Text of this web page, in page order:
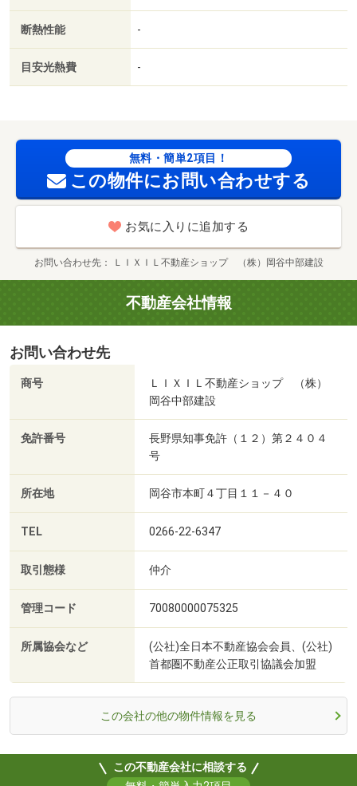
断熱性能 -
目安光熱費 -
無料・簡単2項目！
この物件にお問い合わせする
お気に入りに追加する
お問い合わせ先 ＬＩＸＩＬ不動産ショップ （株）岡谷中部建設
不動産会社情報
お問い合わせ先
商号
ＬＩＸＩＬ不動産ショップ （株）
岡谷中部建設
免許番号
長野県知事免許（１２）第２４０４
号
所在地 岡谷市本町４丁目１１－４０
TEL 0266-22-6347
取引態様 仲介
管理コード 70080000075325
所属協会など
(公社)全日本不動産協会会員、(公社)
首都圏不動産公正取引協議会加盟
この会社の他の物件情報を見る
この不動産会社に相談する